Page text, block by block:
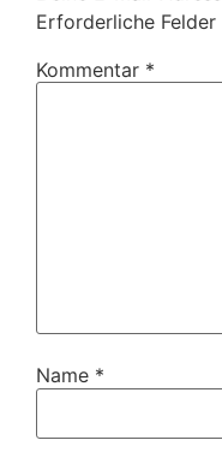
Erforderliche
Kommentar *
Name *